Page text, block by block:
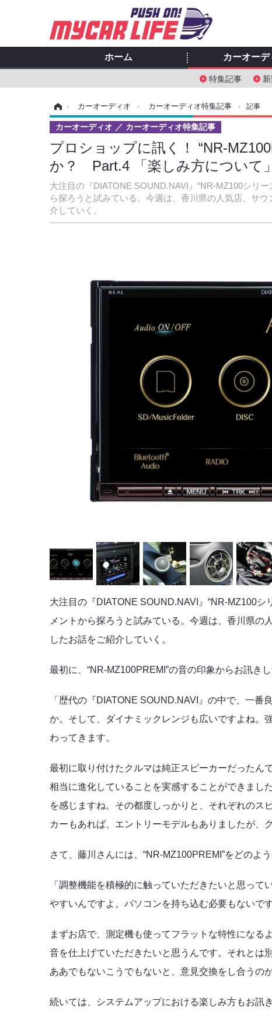
ホーム カーオーデ
特集記事
› カーオーディオ › カーオーディオ特集記事 › 記事
プロショップに訊く！ “NR-
か？ Part.4 「楽しみ方について
大注目の『DIATONE SOUND.NAVI』“NR-MZ100シリ
ら探ろうと試みている。今週は、香川県の人気店、サ
介していく。
カーオーディオ カーオーディオ特集記事
大注目の『DIATONE SOUND.NAVI』“NR-MZ100
メントから探ろうと試みている。今週は、香川県の
したお話をご紹介していく。
最初に、“NR-MZ100PREMI”の音の印象からお訊きし
「歴代の『DIATONE SOUND.NAVI』の中で、一
か。そして、ダイナミックレンジも広いですよね。
わってきます。
最初に取り付けたクルマは純正スピーカーだったん
相当に進化していることを実感することができまし
を感じますね。その都度しっかりと、それぞれのス
カーもあれば、エントリーモデルもありましたが、
さて、藤川さんには、“NR-MZ100PREMI”をどのよ
「調整機能を積極的に触っていただきたいと思って
やすいんですよ。パソコンを持ち込む必要もないです
まずお店で、測定機も使ってフラットな特性にな
音を仕上げていただきたいと思うんです。それとは
ああでもないこうでもないと、意見交換をし合うの
続いては、システムアップにおける楽しみ方もお訊き